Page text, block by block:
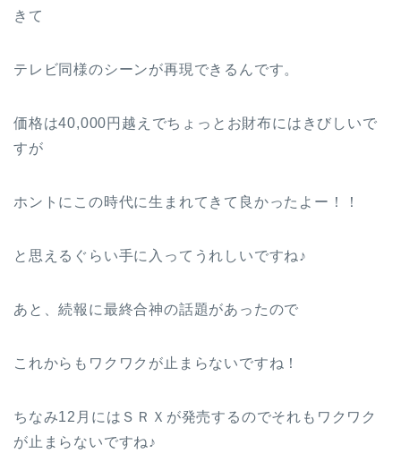
きて
テレビ同様のシーンが再現できるんです。
価格は40,000円越えでちょっとお財布にはきびしいで
すが
ホントにこの時代に生まれてきて良かったよー！！
と思えるぐらい手に入ってうれしいですね♪
あと、続報に最終合神の話題があったので
これからもワクワクが止まらないですね！
ちなみ12月にはＳＲＸが発売するのでそれもワクワク
が止まらないですね♪